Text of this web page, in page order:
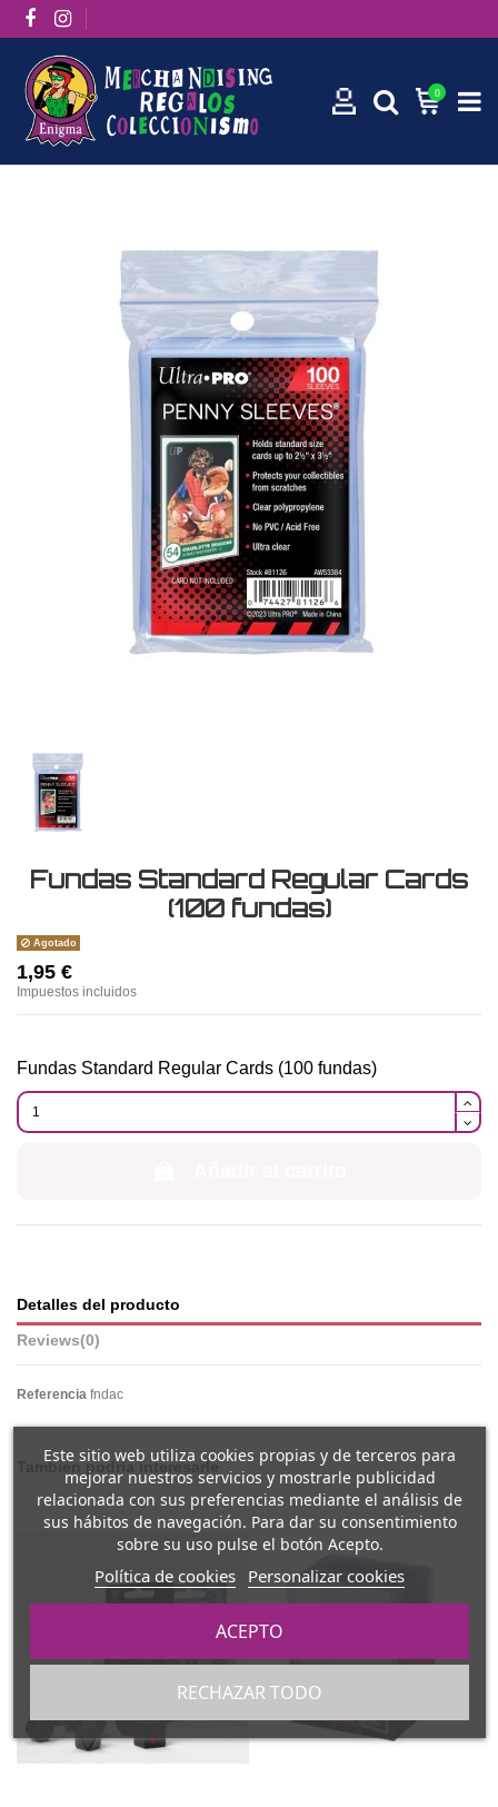
0
Fundas Standard Regular Cards
(100 fundas)
Agotado
1,95 €
Impuestos incluidos
Fundas Standard Regular Cards (100 fundas)
Detalles del producto
Reviews(0)
Referencia fndac
También podría interesarle
Este sitio web utiliza cookies propias y de terceros para
mejorar nuestros servicios y mostrarle publicidad
relacionada con sus preferencias mediante el análisis de
sus hábitos de navegación. Para dar su consentimiento
sobre su uso pulse el botón Acepto.
Política de cookies Personalizar cookies
RECHAZAR TODO
ACEPTO